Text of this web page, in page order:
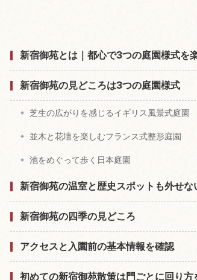
新宿御苑とは｜都心で3つの庭園様式を
新宿御苑の見どころは3つの庭園様式
芝生の広がりを感じるイギリス風景式庭園
並木と花壇を楽しむフランス式整形庭園
池をめぐって歩く日本庭園
新宿御苑の温室と歴史スポットも外せな
新宿御苑の四季の見どころ
アクセスと入園前の基本情報を確認
初めての新宿御苑散策は門ごとに回り方